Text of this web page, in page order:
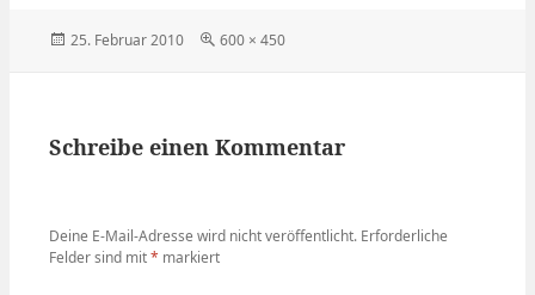
Veröffentlicht
25. Februar 2010
Volle
600 × 450
Schreibe einen Kommentar
Deine E-Mail-Adresse wird nicht veröffentlicht. Erforderliche
Felder sind mit* markiert